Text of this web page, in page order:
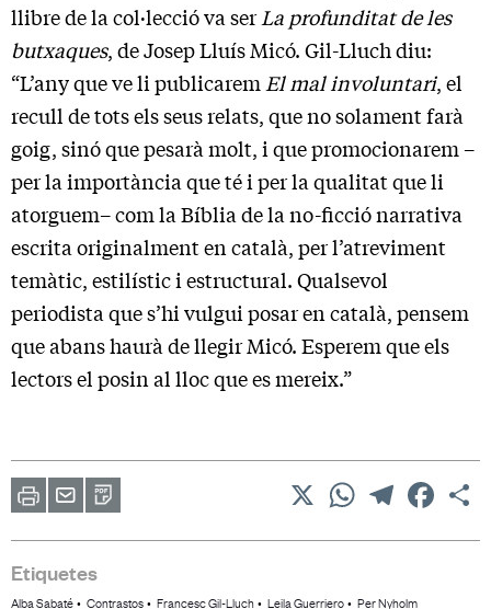
llibre de la col·lecció va serLa profunditat de les
butxaques, de Josep Lluís Micó. Gil-Lluch diu:
“L’any que ve li publicarem El mal involuntari, el
recull de tots els seus relats, que no solament farà
goig, sinó que pesarà molt, i que promocionarem –
per la importància que té i per la qualitat que li
atorguem– com la Bíblia de la no-ficció narrativa
escrita originalment en català, per l’atreviment
temàtic, estilístic i estructural. Qualsevol
periodista que s’hi vulgui posar en català, pensem
que abans haurà de llegir Micó. Esperem que els
lectors el posin al lloc que es mereix.”
a
amic
WhatsAppTelegram
Etiquetes
Alba Sabaté Contrastos Francesc Gil-Lluch Leila Guerriero Per Nyholm